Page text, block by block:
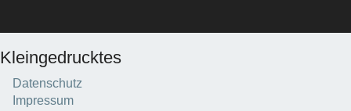
Kleingedrucktes
Datenschutz
Impressum